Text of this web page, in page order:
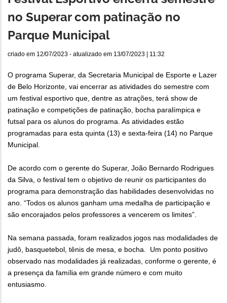
no Superar com patinação no
Parque Municipal
criado em 12/07/2023 - atualizado em 13/07/2023 | 11:32
O programa Superar, da Secretaria Municipal de Esporte e Lazer
de Belo Horizonte, vai encerrar as atividades do semestre com
um festival esportivo que, dentre as atrações, terá show de
patinação e competições de patinação, bocha paralímpica e
futsal para os alunos do programa. As atividades estão
programadas para esta quinta (13) e sexta-feira (14) no Parque
Municipal.
De acordo com o gerente do Superar, João Bernardo Rodrigues
da Silva, o festival tem o objetivo de reunir os participantes do
programa para demonstração das habilidades desenvolvidas no
ano. “Todos os alunos ganham uma medalha de participação e
são encorajados pelos professores a vencerem os limites”.
Na semana passada, foram realizados jogos nas modalidades de
judô, basquetebol, tênis de mesa, e bocha. Um ponto positivo
observado nas modalidades já realizadas, conforme o gerente, é
a presença da família em grande número e com muito
entusiasmo.